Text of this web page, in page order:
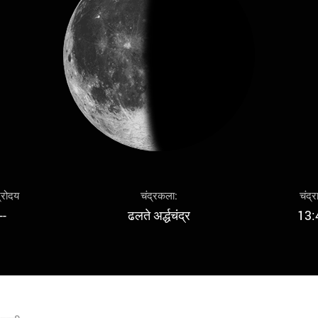
चंद्रकला:
ढलते अर्द्धचंद्र